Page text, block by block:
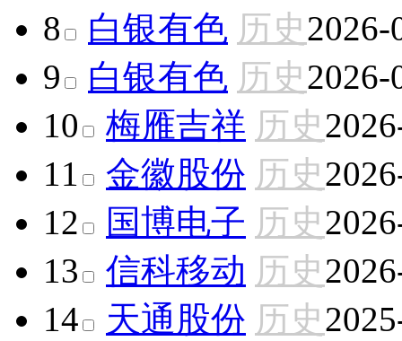
8
白银有色 历史2026-
9
白银有色 历史2026-
10
梅雁吉祥 历史
11
金徽股份 历史
12
国博电子 历史
13
信科移动 历史
14
天通股份 历史